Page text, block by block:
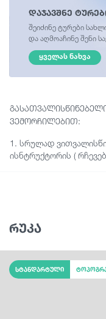
დაჯავშნე
შეიძინე ტურები
და აღმოაჩინე შენი
ᲧᲕᲔᲚᲐᲡ ᲜᲐᲮᲕᲐ
ვემორჩილებით:
1. სრულად
ისნტრუქტორის (
მსურველს.
იყოლიოს მშობელი
სრულწლოვნებმა უნდა
რუკა
სტანდარტული